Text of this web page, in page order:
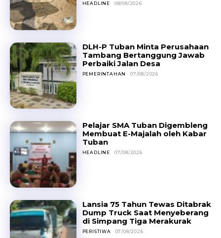
HEADLINE 08/08/2026
DLH-P Tuban Minta Perusahaan
Tambang Bertanggung Jawab
Perbaiki Jalan Desa
PEMERINTAHAN 07/08/2026
Pelajar SMA Tuban Digembleng
Membuat E-Majalah oleh Kabar
Tuban
HEADLINE 07/08/2026
Lansia 75 Tahun Tewas Ditabrak
Dump Truck Saat Menyeberang
di Simpang Tiga Merakurak
PERISTIWA 07/08/2026